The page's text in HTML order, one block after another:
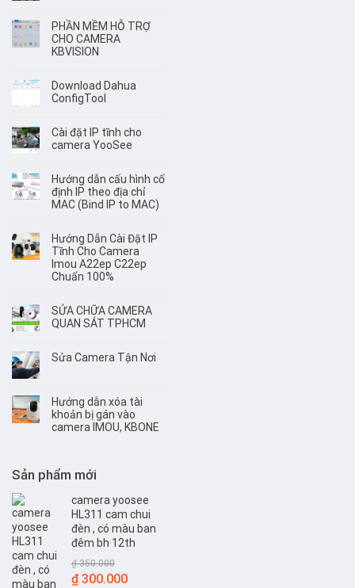
PHẦN MỀM HỖ TRỢ
CHO CAMERA
KBVISION
Download Dahua
ConfigTool
Cài đặt IP tĩnh cho
camera YooSee
Hướng dẫn cấu hình cố
định IP theo địa chỉ
MAC (Bind IP to MAC)
Hướng Dẫn Cài Đặt IP
Tĩnh Cho Camera
Imou A22ep C22ep
Chuẩn 100%
SỬA CHỮA CAMERA
QUAN SÁT TPHCM
Sửa Camera Tận Nơi
Hướng dẫn xóa tài
khoản bị gán vào
camera IMOU, KBONE
Sản phẩm mới
camera yoosee
HL311 cam chui
đèn , có màu ban
đêm bh 12th
₫350.000
Giá
₫300.000Giá